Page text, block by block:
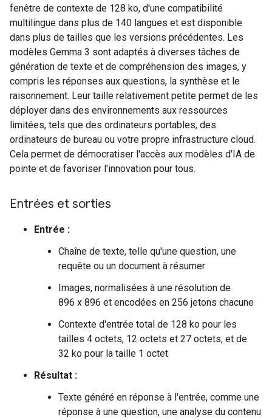
fenêtre de contexte de 128 ko, d'une compatibilité
multilingue dans plus de 140 langues et est disponible
dans plus de tailles que les versions précédentes. Les
modèles Gemma 3 sont adaptés à diverses tâches de
génération de texte et de compréhension des images, y
compris les réponses aux questions, la synthèse et le
raisonnement. Leur taille relativement petite permet de les
déployer dans des environnements aux ressources
limitées, tels que des ordinateurs portables, des
ordinateurs de bureau ou votre propre infrastructure cloud.
Cela permet de démocratiser l'accès aux modèles d'IA de
pointe et de favoriser l'innovation pour tous.
Entrées et sorties
Entrée :
Chaîne de texte, telle qu'une question, une
requête ou un document à résumer
Images, normalisées à une résolution de
896 x 896 et encodées en 256 jetons chacune
Contexte d'entrée total de 128 ko pour les
tailles 4 octets, 12 octets et 27 octets, et de
32 ko pour la taille 1 octet
Résultat :
Texte généré en réponse à l'entrée, comme une
réponse à une question, une analyse du contenu